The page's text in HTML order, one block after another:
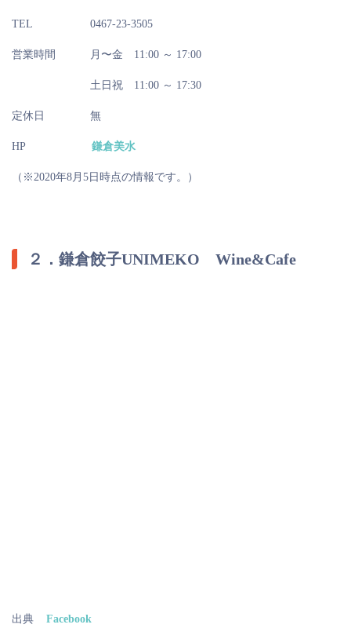
TEL 0467-23-3505
営業時間 月〜金 11:00 ～ 17:00
土日祝 11:00 ～ 17:30
定休日 無
HP 鎌倉美水
（※2020年8月5日時点の情報です。）
２．鎌倉餃子UNIMEKO Wine&Cafe
出典 Facebook